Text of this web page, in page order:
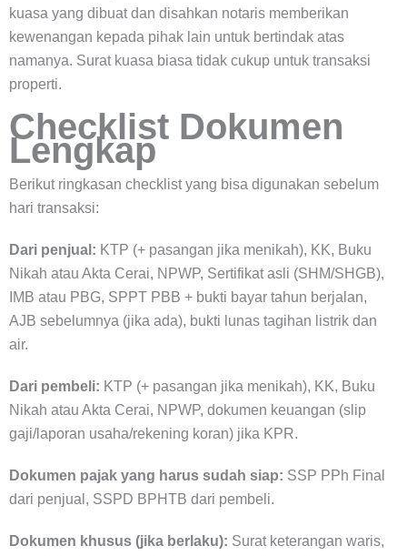
kuasa yang dibuat dan disahkan notaris memberikan
kewenangan kepada pihak lain untuk bertindak atas
namanya. Surat kuasa biasa tidak cukup untuk transaksi
properti.
Checklist Dokumen
Lengkap
Berikut ringkasan checklist yang bisa digunakan sebelum
hari transaksi:
Dari penjual: KTP (+ pasangan jika menikah), KK, Buku
Nikah atau Akta Cerai, NPWP, Sertifikat asli (SHM/SHGB),
IMB atau PBG, SPPT PBB + bukti bayar tahun berjalan,
AJB sebelumnya (jika ada), bukti lunas tagihan listrik dan
air.
Dari pembeli: KTP (+ pasangan jika menikah), KK, Buku
Nikah atau Akta Cerai, NPWP, dokumen keuangan (slip
gaji/laporan usaha/rekening koran) jika KPR.
Dokumen pajak yang harus sudah siap: SSP PPh Final
dari penjual, SSPD BPHTB dari pembeli.
Dokumen khusus (jika berlaku): Surat keterangan waris,